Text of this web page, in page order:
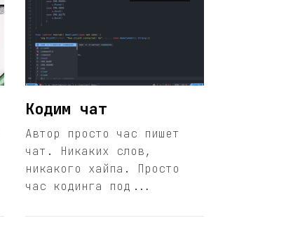
Кодим чат
Автор просто час пишет
чат. Никаких слов,
никакого хайпа. Просто
час кодинга под...